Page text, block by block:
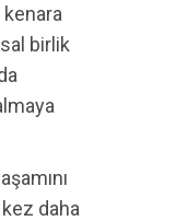
kenara
birlik
daha